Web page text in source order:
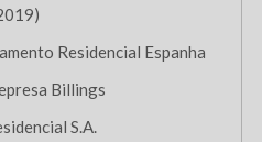
Residencial Espanha
Billings
S.A.